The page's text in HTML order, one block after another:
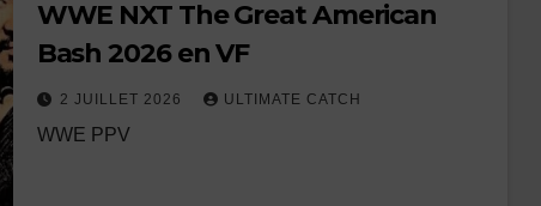
WWE NXT The Great American
Bash 2026 en VF
2 JUILLET 2026 ULTIMATE CATCH
WWE PPV